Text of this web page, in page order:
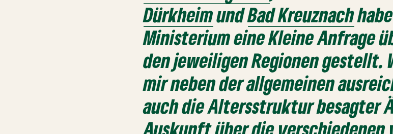
DürkheimundBad Kreuznach
Ministerium eine Kleine Anfrage
den jeweiligen Regionen gestellt.
mir neben der allgemeinen
auch die Altersstruktur besagter
Auskunft über die verschiedenen